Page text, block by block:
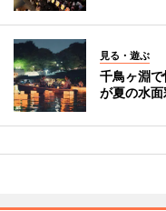
見る・遊ぶ
千鳥ヶ淵
が夏の水面